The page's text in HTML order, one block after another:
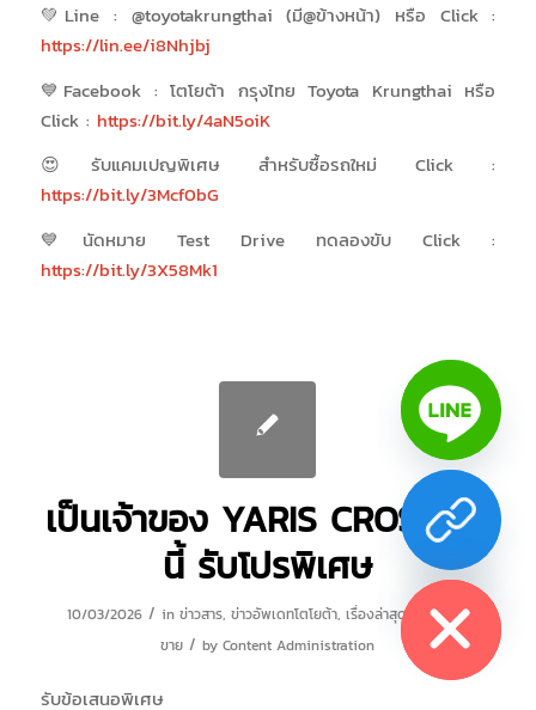
💚Line : @toyotakrungthai (มี@ข้างหน้า) หรือ Click :
https://lin.ee/i8Nhjbj
💙Facebook : โตโยต้า กรุงไทย Toyota Krungthai หรือ
Click : https://bit.ly/4aN5oiK
😍รับแคมเปญพิเศษ สำหรับซื้อรถใหม่ Click :
https://bit.ly/3Mcf0bG
💙นัดหมาย Test Drive ทดลองขับ Click :
https://bit.ly/3X58Mk1
เป็นเจ้าของ YARIS CROSS วัน
นี้ รับโปรพิเศษ
10/03/2026 / inข่าวสาร,ข่าวอัพเดทโตโยต้า,เรื่องล่าสุด
แคมเปญ
ขาย / byContent Administration
รับข้อเสนอพิเศษ
Hide
chaty